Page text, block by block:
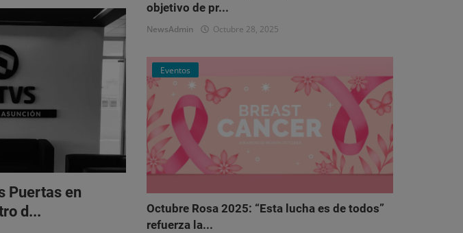
Puertas en
d...
objetivo de pr...
NewsAdmin Octubre 28, 2025
Eventos
Octubre Rosa 2025: “Esta lucha es de todos”
refuerza la...